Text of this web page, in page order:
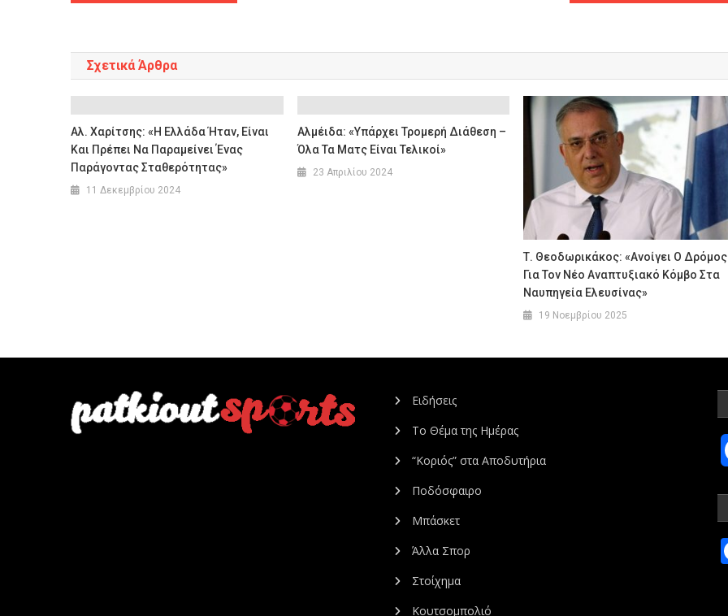
Σχετικά Άρθρα
Αλ. Χαρίτσης: «Η Ελλάδα Ήταν, Είναι
Και Πρέπει Να Παραμείνει Ένας
Παράγοντας Σταθερότητας»
11 Δεκεμβρίου 2024
Αλμέιδα: «Υπάρχει Τρομερή Διάθεση –
Όλα Τα Ματς Είναι Τελικοί»
23 Απριλίου 2024
Τ. Θεοδωρικάκος: «Ανοίγει Ο Δρόμος
Για Τον Νέο Αναπτυξιακό Κόμβο Στα
Nαυπηγεία Ελευσίνας»
19 Νοεμβρίου 2025
Ειδήσεις
Το Θέμα της Ημέρας
“Κοριός” στα Αποδυτήρια
Ποδόσφαιρο
Μπάσκετ
Άλλα Σπορ
Στοίχημα
Κουτσομπολιό